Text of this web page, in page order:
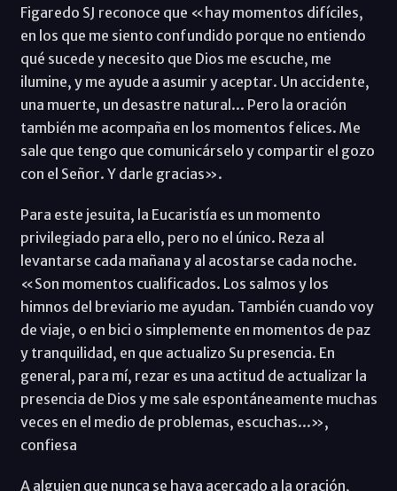
Figaredo SJ reconoce que «hay momentos difíciles,
en los que me siento confundido porque no entiendo
qué sucede y necesito que Dios me escuche, me
ilumine, y me ayude a asumir y aceptar. Un accidente,
una muerte, un desastre natural... Pero la oración
también me acompaña en los momentos felices. Me
sale que tengo que comunicárselo y compartir el gozo
con el Señor. Y darle gracias».
Para este jesuita, la Eucaristía es un momento
privilegiado para ello, pero no el único. Reza al
levantarse cada mañana y al acostarse cada noche.
«Son momentos cualificados. Los salmos y los
himnos del breviario me ayudan. También cuando voy
de viaje, o en bici o simplemente en momentos de paz
y tranquilidad, en que actualizo Su presencia. En
general, para mí, rezar es una actitud de actualizar la
presencia de Dios y me sale espontáneamente muchas
veces en el medio de problemas, escuchas...»,
confiesa
A alguien que nunca se haya acercado a la oración,